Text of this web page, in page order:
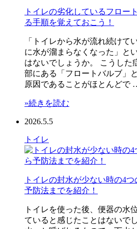
トイレの劣化しているフロー
る手順を覚えておこう！
「トイレから水が流れ続けて
に水が溜まらなくなった」と
はないでしょうか。 こうした
部にある「フロートバルブ」
原因であることがほとんどで
»続きを読む
2026.5.5
トイレ
トイレの封水が少ない時の4
予防法までを紹介！
トイレを使った後、便器の水
ていると感じたことはないで